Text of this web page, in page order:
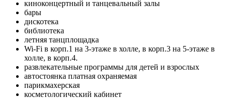
киноконцертный и танцевальный залы
бары
дискотека
библиотека
летняя танцплощадка
Wi-Fi в корп.1 на 3-этаже в холле, в корп.3 на 5-этаже в
холле, в корп.4.
развлекательные программы для детей и взрослых
автостоянка платная охраняемая
парикмахерская
косметологический кабинет